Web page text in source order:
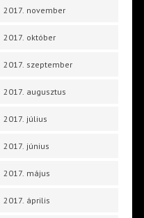
2017. november
2017. október
2017. szeptember
2017. augusztus
2017. július
2017. június
2017. május
2017. április